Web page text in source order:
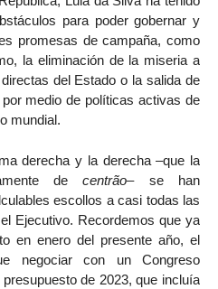
para poder gobernar y
promesas de campaña, como
la eliminación de la miseria a
del Estado o la salida de
medio de políticas activas de
mundial.
derecha y la derecha –que la
decentrão– se han
escollos a casi todas las
Ejecutivo. Recordemos que ya
en enero del presente año, el
negociar con un Congreso
de 2023, que incluía